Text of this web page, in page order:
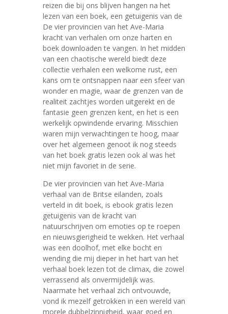
reizen die bij ons blijven hangen na het
lezen van een boek, een getuigenis van de
De vier provincien van het Ave-Maria
kracht van verhalen om onze harten en
boek downloaden te vangen. In het midden
van een chaotische wereld biedt deze
collectie verhalen een welkome rust, een
kans om te ontsnappen naar een sfeer van
wonder en magie, waar de grenzen van de
realiteit zachtjes worden uitgerekt en de
fantasie geen grenzen kent, en het is een
werkelijk opwindende ervaring. Misschien
waren mijn verwachtingen te hoog, maar
over het algemeen genoot ik nog steeds
van het boek gratis lezen ook al was het
niet mijn favoriet in de serie.
De vier provincien van het Ave-Maria
verhaal van de Britse eilanden, zoals
verteld in dit boek, is ebook gratis lezen
getuigenis van de kracht van
natuurschrijven om emoties op te roepen
en nieuwsgierigheid te wekken. Het verhaal
was een doolhof, met elke bocht en
wending die mij dieper in het hart van het
verhaal boek lezen tot de climax, die zowel
verrassend als onvermijdelijk was.
Naarmate het verhaal zich ontvouwde,
vond ik mezelf getrokken in een wereld van
morele dubbelzinnigheid, waar goed en